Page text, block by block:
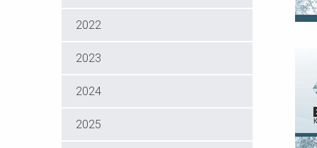
2022
2023
2024
2025